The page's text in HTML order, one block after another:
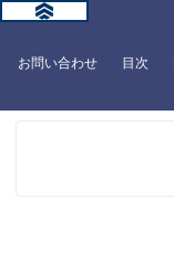
お問い合わせ 目次